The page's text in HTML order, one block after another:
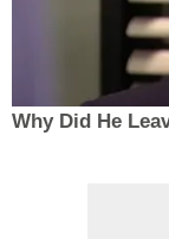
Why Did He